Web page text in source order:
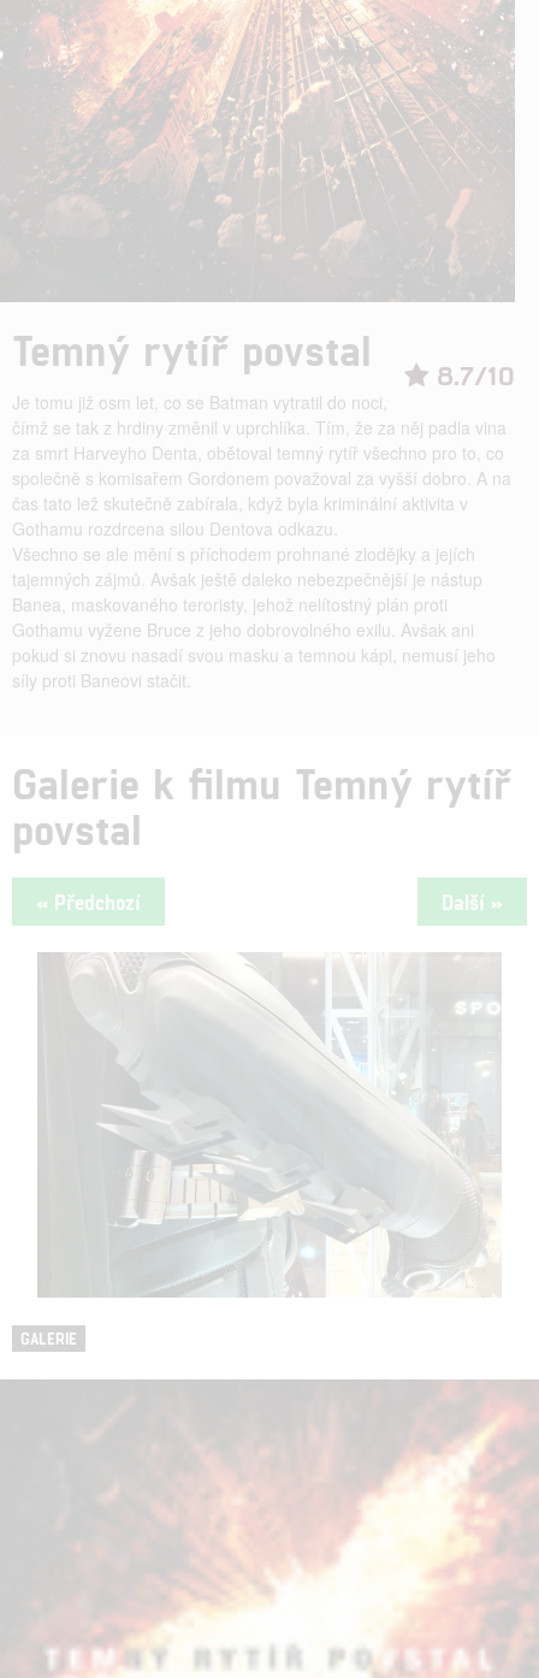
8.7/10
Temný rytíř povstal
Je tomu již osm let, co se Batman vytratil do noci,
čímž se tak z hrdiny změnil v uprchlíka. Tím, že za něj padla vina
za smrt Harveyho Denta, obětoval temný rytíř všechno pro to, co
společně s komisařem Gordonem považoval za vyšší dobro. A na
čas tato lež skutečně zabírala, když byla kriminální aktivita v
Gothamu rozdrcena silou Dentova odkazu.
Všechno se ale mění s příchodem prohnané zlodějky a jejích
tajemných zájmů. Avšak ještě daleko nebezpečnější je nástup
Banea, maskovaného teroristy, jehož nelítostný plán proti
Gothamu vyžene Bruce z jeho dobrovolného exilu. Avšak ani
pokud si znovu nasadí svou masku a temnou kápi, nemusí jeho
síly proti Baneovi stačit.
Galerie k filmu Temný rytíř
povstal
« Předchozí Další »
GALERIE